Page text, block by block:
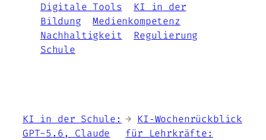
Digitale Tools
KI in der
Bildung
Medienkompetenz
Nachhaltigkeit
Regulierung
Schule
KI in der Schule:
GPT-5.6, Claude
← KI‑Wochenrückblick
für Lehrkräfte: